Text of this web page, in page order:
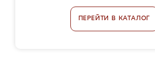
ПЕРЕЙТИ В КАТАЛОГ